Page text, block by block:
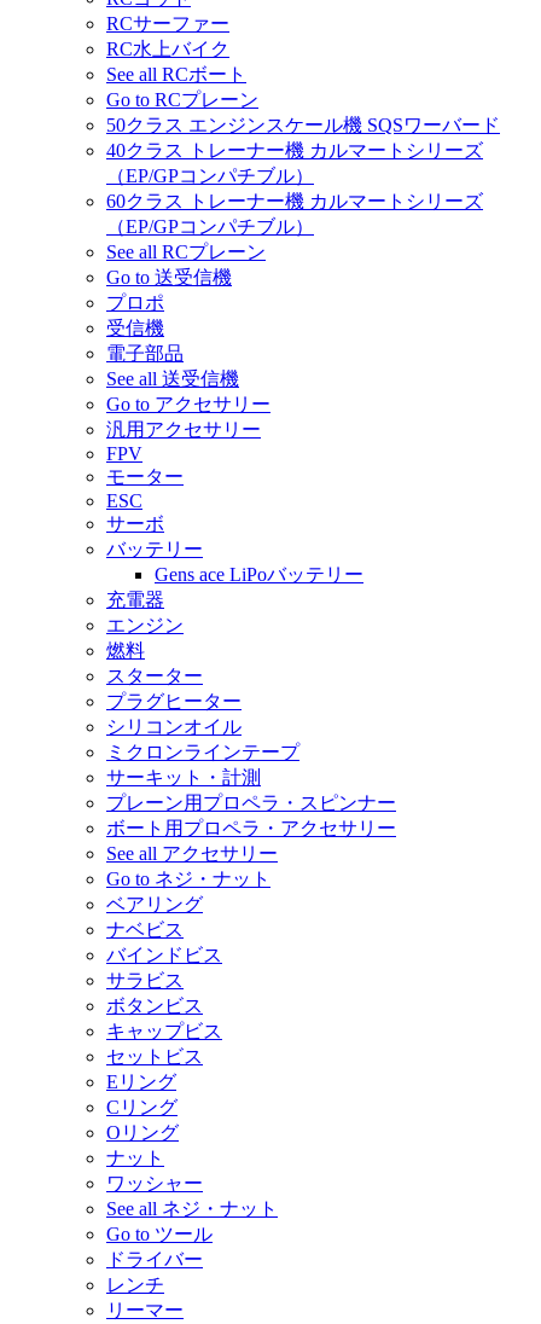
RCサーファー
RC水上バイク
See all RCボート
Go to RCプレーン
50クラス エンジンスケール機 SQSワーバード
40クラス トレーナー機 カルマートシリーズ
（EP/GPコンパチブル）
60クラス トレーナー機 カルマートシリーズ
（EP/GPコンパチブル）
See all RCプレーン
Go to 送受信機
プロポ
受信機
電子部品
See all 送受信機
Go to アクセサリー
汎用アクセサリー
FPV
モーター
ESC
サーボ
バッテリー
Gens ace LiPoバッテリー
充電器
エンジン
燃料
スターター
プラグヒーター
シリコンオイル
ミクロンラインテープ
サーキット・計測
プレーン用プロペラ・スピンナー
ボート用プロペラ・アクセサリー
See all アクセサリー
Go to ネジ・ナット
ベアリング
ナベビス
バインドビス
サラビス
ボタンビス
キャップビス
セットビス
Eリング
Cリング
Oリング
ナット
ワッシャー
See all ネジ・ナット
Go to ツール
ドライバー
レンチ
リーマー